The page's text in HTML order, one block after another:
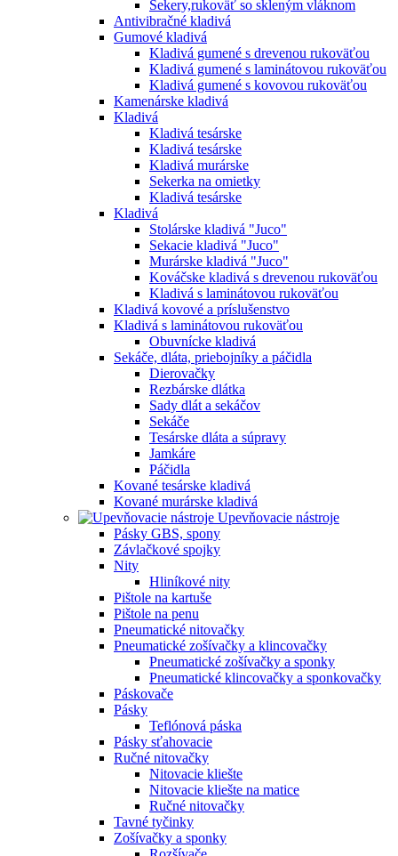
Sekery,rukoväť so skleným vláknom
Antivibračné kladivá
Gumové kladivá
Kladivá gumené s drevenou rukoväťou
Kladivá gumené s laminátovou rukoväťou
Kladivá gumené s kovovou rukoväťou
Kamenárske kladivá
Kladivá
Kladivá tesárske
Kladivá tesárske
Kladivá murárske
Sekerka na omietky
Kladivá tesárske
Kladivá
Stolárske kladivá "Juco"
Sekacie kladivá "Juco"
Murárske kladivá "Juco"
Kováčske kladivá s drevenou rukoväťou
Kladivá s laminátovou rukoväťou
Kladivá kovové a príslušenstvo
Kladivá s laminátovou rukoväťou
Obuvnícke kladivá
Sekáče, dláta, priebojníky a páčidla
Dierovačky
Rezbárske dlátka
Sady dlát a sekáčov
Sekáče
Tesárske dláta a súpravy
Jamkáre
Páčidla
Kované tesárske kladivá
Kované murárske kladivá
Upevňovacie nástroje
Pásky GBS, spony
Závlačkové spojky
Nity
Hliníkové nity
Pištole na kartuše
Pištole na penu
Pneumatické nitovačky
Pneumatické zošívačky a klincovačky
Pneumatické zošívačky a sponky
Pneumatické klincovačky a sponkovačky
Páskovače
Pásky
Teflónová páska
Pásky sťahovacie
Ručné nitovačky
Nitovacie kliešte
Nitovacie kliešte na matice
Ručné nitovačky
Tavné tyčinky
Zošívačky a sponky